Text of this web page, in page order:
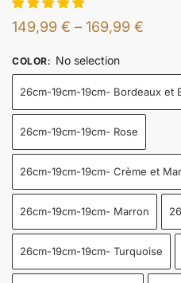
149,99 € – 169,99 €
COLOR: No selection
26cm-19cm-19cm- Bordeaux et
26cm-19cm-19cm- Rose
26cm-19cm-19cm- Crème et
26cm-19cm-19cm- Marron
26cm-19cm-19cm- Turquoise